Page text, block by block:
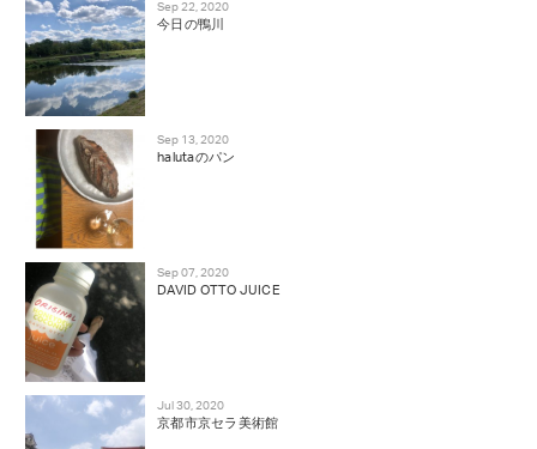
Sep 22, 2020
今日の鴨川
Sep 13, 2020
halutaのパン
Sep 07, 2020
DAVID OTTO JUICE
Jul 30, 2020
京都市京セラ美術館